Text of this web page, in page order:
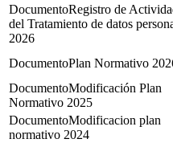
Registro de
del Tratamiento de datos
2026
Plan Normativo
Modificación Plan
Normativo 2025
Modificacion plan
normativo 2024